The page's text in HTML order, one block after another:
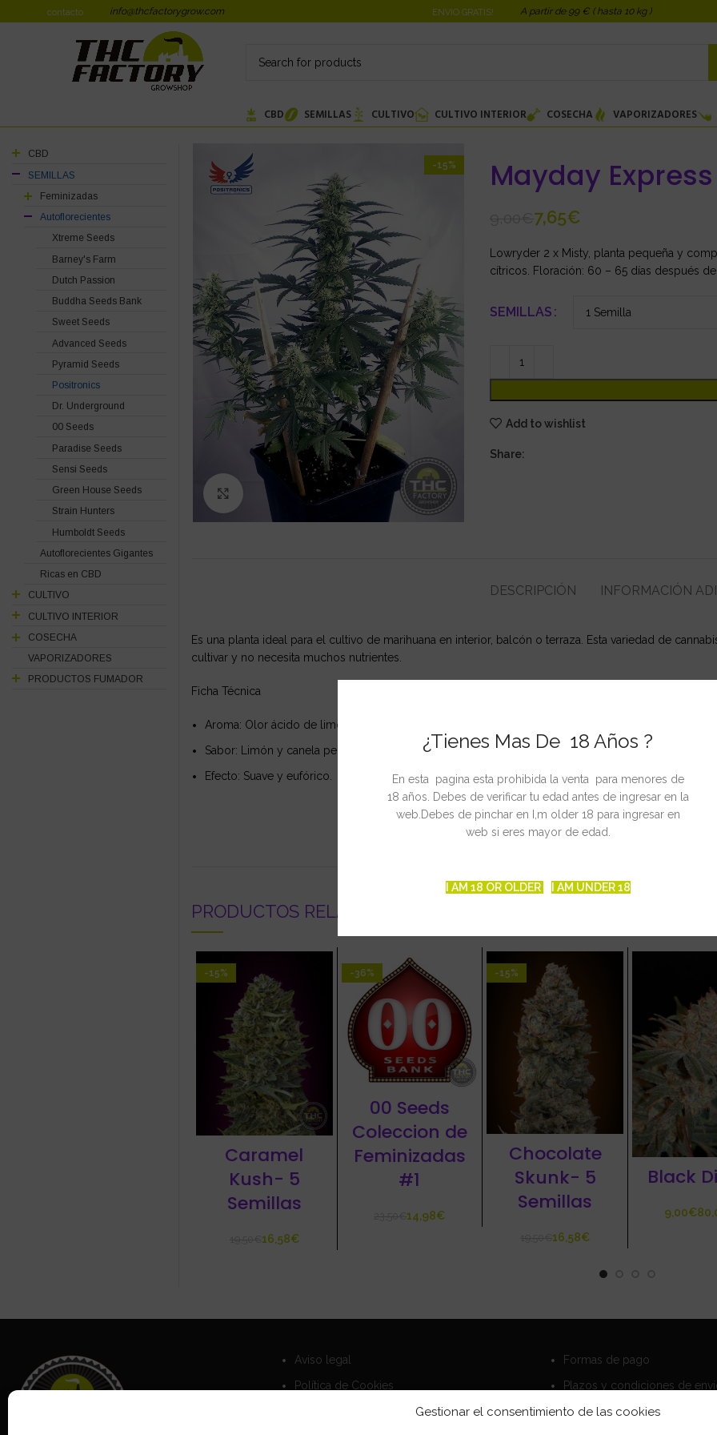
¿Tienes Mas De 18 Años ?
En esta pagina esta prohibida la venta para menores de
18 años. Debes de verificar tu edad antes de ingresar en la
web.Debes de pinchar en I,m older 18 para ingresar en
web si eres mayor de edad.
I AM 18 OR OLDER I AM UNDER 18
Gestionar el consentimiento de las cookies
contacto info@thcfactorygrow.com ENVIO GRATIS! A partir de 99 € ( hasta 10 kg )
CBD SEMILLAS CULTIVO CULTIVO INTERIOR COSECHA VAPORIZADORES
-15%
Click to enlarge
Mayday
7,65€
Lowryder 2 x Misty, planta pequeña y
cítricos. Floración: 60 – 65 días después
SEMILLAS
Add to wishlist
Share:
DESCRIPCIÓN INFORMACIÓN
Es una planta ideal para el cultivo de marihuana en interior, balcón o terraza. Esta variedad de
cultivar y no necesita muchos nutrientes.
Ficha Técnica
Aroma: Olor ácido de limón y café. Perfecto para empezar un buen día…
Sabor: Limón y canela persistente y agradable al paladar.
Efecto: Suave y eufórico.
PRODUCTOS RELACIONADOS
-15%
Caramel
Kush- 5
Semillas
16,58€
-36%
00 Seeds
Coleccion de
Feminizadas
#1
€14,98€
-15%
Chocolate
Skunk- 5
Semillas
€16,58€
Black
€
CBD
SEMILLAS
Feminizadas
Autoflorecientes
Xtreme Seeds
Barney's Farm
Dutch Passion
Buddha Seeds Bank
Sweet Seeds
Advanced Seeds
Pyramid Seeds
Positronics
Dr. Underground
00 Seeds
Paradise Seeds
Sensi Seeds
Green House Seeds
Strain Hunters
Humboldt Seeds
Autoflorecientes Gigantes
Ricas en CBD
CULTIVO
CULTIVO INTERIOR
COSECHA
VAPORIZADORES
PRODUCTOS FUMADOR
Aviso legal
Política de Cookies
Formas de pago
Plazos y condiciones de
Politica de devoluciones